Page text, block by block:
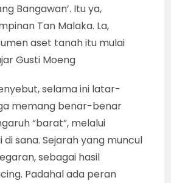
Bangawan’. Itu ya,
Tan Malaka. La,
aset tanah itu mulai
Gusti Moeng
selama ini latar-
memang benar-benar
“barat”, melalui
sana. Sejarah yang muncul
sebagai hasil
Padahal ada peran